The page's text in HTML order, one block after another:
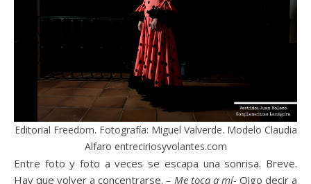
Editorial Freedom. Fotografía: Miguel Valverde. Modelo Claudia
Alfaro entreciriosyvolantes.com
Entre foto y foto a veces se escapa una sonrisa. Breve.
Hay que volver a concentrarse. – Me toca a mí- Oigo decir a